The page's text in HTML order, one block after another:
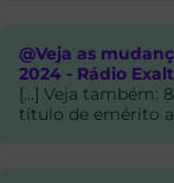
@Veja as
2024 - Rádio
[…] Veja também:
título de emérito